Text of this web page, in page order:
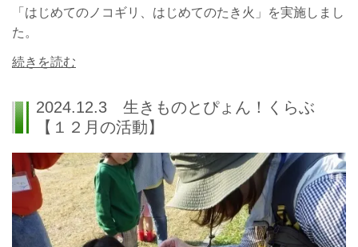
「はじめてのノコギリ、はじめてのたき火」を実施しまし
た。
続きを読む
2024.12.3 生きものとぴょん！くらぶ
【１２月の活動】